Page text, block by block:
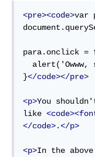
<pre><code>var
para.onclick
}</code></pre>
<p>You
like
</code>.</p>
<p>